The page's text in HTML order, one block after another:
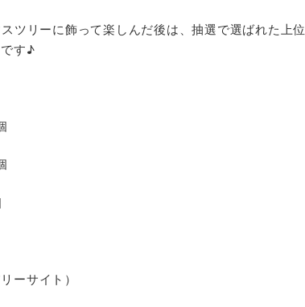
ツリーに飾って楽しんだ後は、抽選で選ばれた上位
す♪
ーサイト）